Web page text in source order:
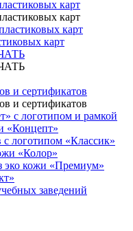
карт
карт
карт
карт
и сертификатов
и сертификатов
с логотипом и рамкой
«Концепт»
логотипом «Классик»
«Колор»
эко кожи «Премиум»
заведений